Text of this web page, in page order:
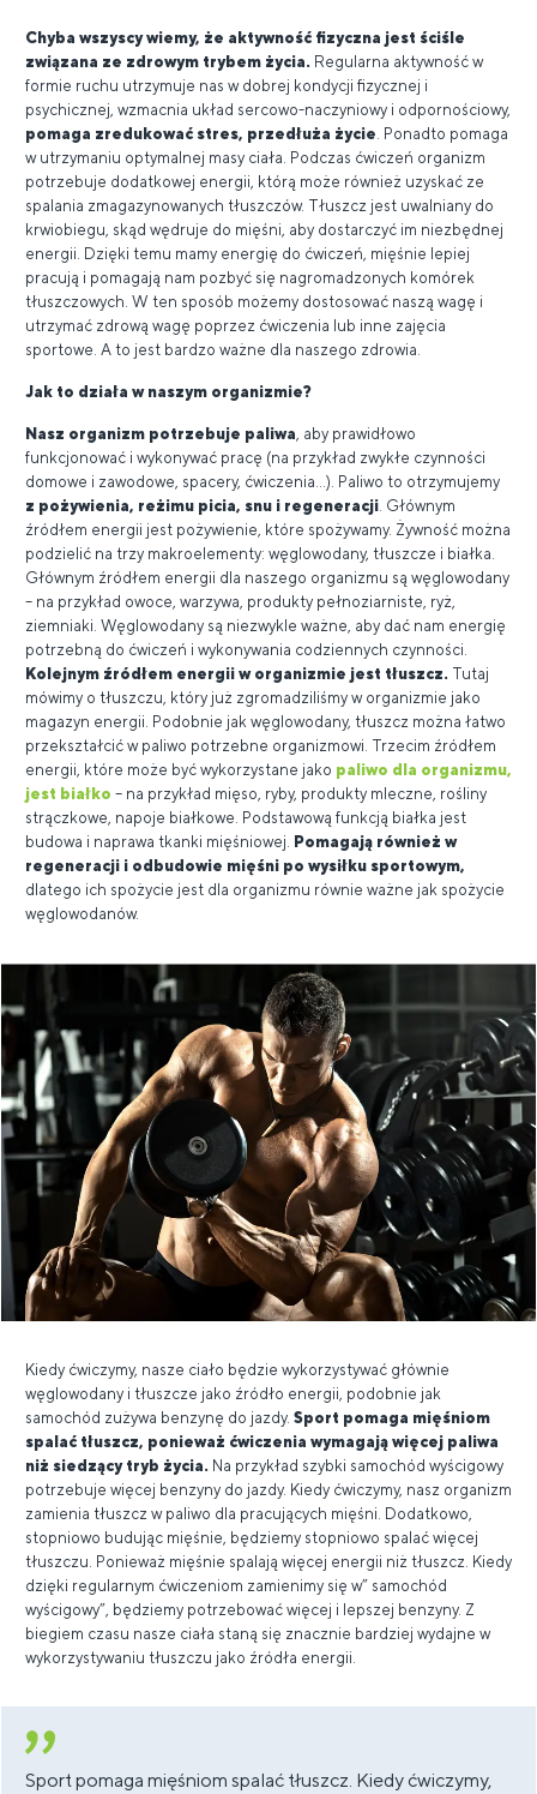
Chyba wszyscy wiemy, że aktywność fizyczna jest ściśle
związana ze zdrowym trybem życia. Regularna aktywność w
formie ruchu utrzymuje nas w dobrej kondycji fizycznej i
psychicznej, wzmacnia układ sercowo-naczyniowy i odpornościowy,
pomaga zredukować stres, przedłuża życie . Ponadto pomaga
w utrzymaniu optymalnej masy ciała. Podczas ćwiczeń organizm
potrzebuje dodatkowej energii, którą może również uzyskać ze
spalania zmagazynowanych tłuszczów. Tłuszcz jest uwalniany do
krwiobiegu, skąd wędruje do mięśni, aby dostarczyć im niezbędnej
energii. Dzięki temu mamy energię do ćwiczeń, mięśnie lepiej
pracują i pomagają nam pozbyć się nagromadzonych komórek
tłuszczowych. W ten sposób możemy dostosować naszą wagę i
utrzymać zdrową wagę poprzez ćwiczenia lub inne zajęcia
sportowe. A to jest bardzo ważne dla naszego zdrowia.
Jak to działa w naszym organizmie?
Nasz organizm potrzebuje paliwa , aby prawidłowo
funkcjonować i wykonywać pracę (na przykład zwykłe czynności
domowe i zawodowe, spacery, ćwiczenia...). Paliwo to otrzymujemy
z pożywienia, reżimu picia, snu i regeneracji . Głównym
źródłem energii jest pożywienie, które spożywamy. Żywność można
podzielić na trzy makroelementy: węglowodany, tłuszcze i białka.
Głównym źródłem energii dla naszego organizmu są węglowodany
– na przykład owoce, warzywa, produkty pełnoziarniste, ryż,
ziemniaki. Węglowodany są niezwykle ważne, aby dać nam energię
potrzebną do ćwiczeń i wykonywania codziennych czynności.
Kolejnym źródłem energii w organizmie jest tłuszcz. Tutaj
mówimy o tłuszczu, który już zgromadziliśmy w organizmie jako
magazyn energii. Podobnie jak węglowodany, tłuszcz można łatwo
przekształcić w paliwo potrzebne organizmowi. Trzecim źródłem
energii, które może być wykorzystane jako paliwo dla organizmu,
jest białko – na przykład mięso, ryby, produkty mleczne, rośliny
strączkowe, napoje białkowe. Podstawową funkcją białka jest
budowa i naprawa tkanki mięśniowej. Pomagają również w
regeneracji i odbudowie mięśni po wysiłku sportowym,
dlatego ich spożycie jest dla organizmu równie ważne jak spożycie
węglowodanów.
Kiedy ćwiczymy, nasze ciało będzie wykorzystywać głównie
węglowodany i tłuszcze jako źródło energii, podobnie jak
samochód zużywa benzynę do jazdy. Sport pomaga mięśniom
spalać tłuszcz, ponieważ ćwiczenia wymagają więcej paliwa
niż siedzący tryb życia. Na przykład szybki samochód wyścigowy
potrzebuje więcej benzyny do jazdy. Kiedy ćwiczymy, nasz organizm
zamienia tłuszcz w paliwo dla pracujących mięśni. Dodatkowo,
stopniowo budując mięśnie, będziemy stopniowo spalać więcej
tłuszczu. Ponieważ mięśnie spalają więcej energii niż tłuszcz. Kiedy
dzięki regularnym ćwiczeniom zamienimy się w” samochód
wyścigowy”, będziemy potrzebować więcej i lepszej benzyny. Z
biegiem czasu nasze ciała staną się znacznie bardziej wydajne w
wykorzystywaniu tłuszczu jako źródła energii.
Sport pomaga mięśniom spalać tłuszcz. Kiedy ćwiczymy,